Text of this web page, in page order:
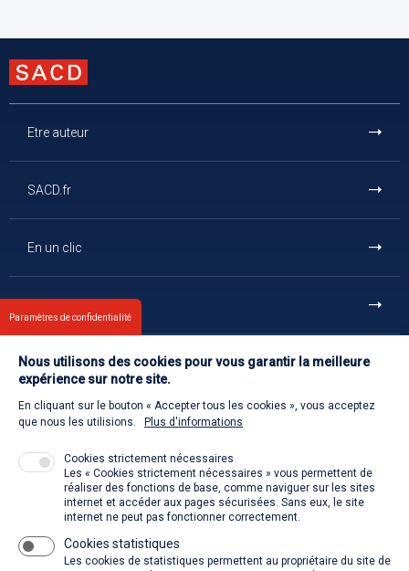
Etre auteur
SACD.fr
En un clic
La SACD partout, quand vous voulez
Contact
Retour à l'accueil
Venir à la SACD
Paramètres de confidentialité
Nous utilisons des cookies pour vous garantir la meilleure
expérience sur notre site.
En cliquant sur le bouton « Accepter tous les cookies », vous acceptez
que nous les utilisions.
Plus d'informations
Cookies strictement nécessaires
Les « Cookies strictement nécessaires » vous permettent de
réaliser des fonctions de base, comme naviguer sur les sites
internet et accéder aux pages sécurisées. Sans eux, le site
internet ne peut pas fonctionner correctement.
Cookies statistiques
Les cookies de statistiques permettent au propriétaire du site de